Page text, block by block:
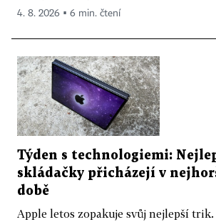
4. 8. 2026 ▪ 6 min. čtení
Týden s technologiemi:
skládačky přicházejí v
době
Apple letos zopakuje svůj nejlepší trik.